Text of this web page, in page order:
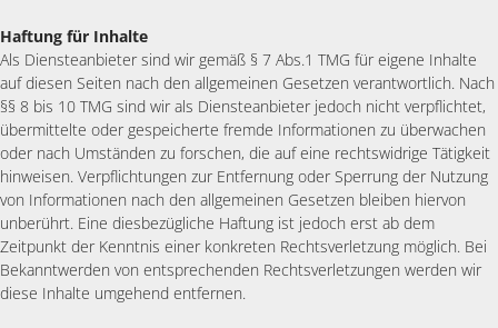
Haftung für Inhalte
Als Diensteanbieter sind wir gemäß § 7 Abs.1 TMG für eigene Inhalte
auf diesen Seiten nach den allgemeinen Gesetzen verantwortlich. Nach
§§ 8 bis 10 TMG sind wir als Diensteanbieter jedoch nicht verpflichtet,
übermittelte oder gespeicherte fremde Informationen zu überwachen
oder nach Umständen zu forschen, die auf eine rechtswidrige Tätigkeit
hinweisen. Verpflichtungen zur Entfernung oder Sperrung der Nutzung
von Informationen nach den allgemeinen Gesetzen bleiben hiervon
unberührt. Eine diesbezügliche Haftung ist jedoch erst ab dem
Zeitpunkt der Kenntnis einer konkreten Rechtsverletzung möglich. Bei
Bekanntwerden von entsprechenden Rechtsverletzungen werden wir
diese Inhalte umgehend entfernen.